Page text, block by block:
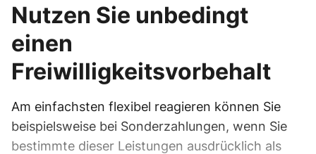
Nutzen Sie unbedingt
einen
Freiwilligkeitsvorbehalt
Am einfachsten flexibel reagieren können Sie
beispielsweise bei Sonderzahlungen, wenn Sie
bestimmte dieser Leistungen ausdrücklich als